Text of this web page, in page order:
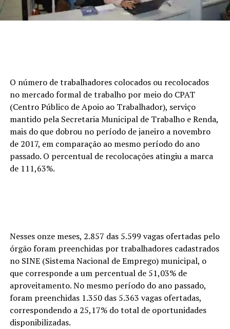
O número de trabalhadores colocados ou recolocados
no mercado formal de trabalho por meio do CPAT
(Centro Público de Apoio ao Trabalhador), serviço
mantido pela Secretaria Municipal de Trabalho e Renda,
mais do que dobrou no período de janeiro a novembro
de 2017, em comparação ao mesmo período do ano
passado. O percentual de recolocações atingiu a marca
de 111,63%.
Nesses onze meses, 2.857 das 5.599 vagas ofertadas pelo
órgão foram preenchidas por trabalhadores cadastrados
no SINE (Sistema Nacional de Emprego) municipal, o
que corresponde a um percentual de 51,03% de
aproveitamento. No mesmo período do ano passado,
foram preenchidas 1.350 das 5.363 vagas ofertadas,
correspondendo a 25,17% do total de oportunidades
disponibilizadas.